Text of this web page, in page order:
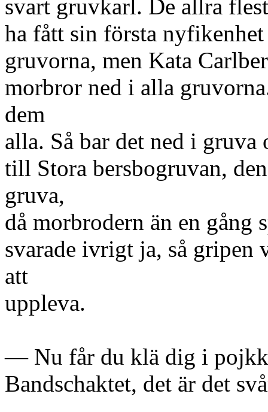
svart gruvkarl. De allra
ha fått sin första
gruvorna, men Kata
morbror ned i alla
dem
alla. Så bar det ned i
till Stora bersbogruvan,
gruva,
då morbrodern än en
svarade ivrigt ja, så gripen
att
uppleva.
— Nu får du klä dig i
Bandschaktet, det är det